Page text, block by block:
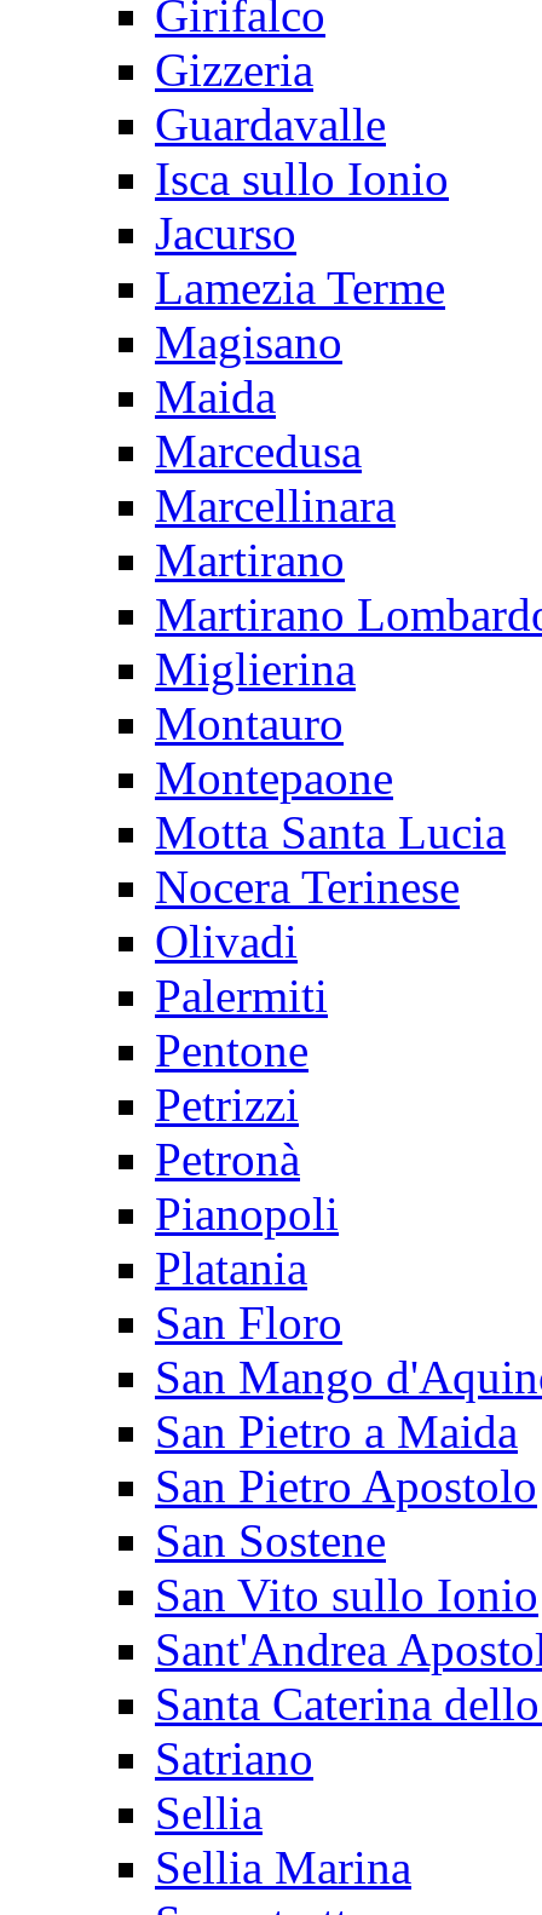
Girifalco
Gizzeria
Guardavalle
Isca sullo Ionio
Jacurso
Lamezia Terme
Magisano
Maida
Marcedusa
Marcellinara
Martirano
Martirano
Miglierina
Montauro
Montepaone
Motta Santa Lucia
Nocera Terinese
Olivadi
Palermiti
Pentone
Petrizzi
Petronà
Pianopoli
Platania
San Floro
San Mango
San Pietro a Maida
San Pietro Apostolo
San Sostene
San Vito sullo Ionio
Sant'Andrea
Santa Caterina
Satriano
Sellia
Sellia Marina